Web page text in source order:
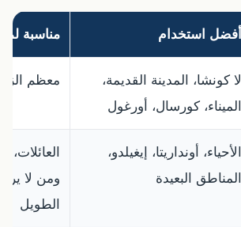
أفضل استخدام مناسبة
لا كونشا، المدينة القديمة،
الميناء، كورسال، أورغول
معظم
الأحياء، أونداريتا، إيغيلدو،
المناطق البعيدة
العائلات،
ومن لا
الطويل